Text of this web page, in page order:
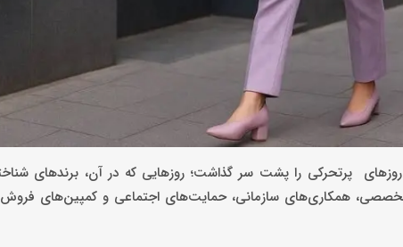
روزهای پرتحرکی را پشت سر گذاشت؛ روزهایی که در آن، برندهای
تخصصی، همکاری‌های سازمانی، حمایت‌های اجتماعی و کمپین‌های